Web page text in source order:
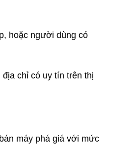
hoặc người dùng có
chỉ có uy tín trên thị
máy phá giá với mức